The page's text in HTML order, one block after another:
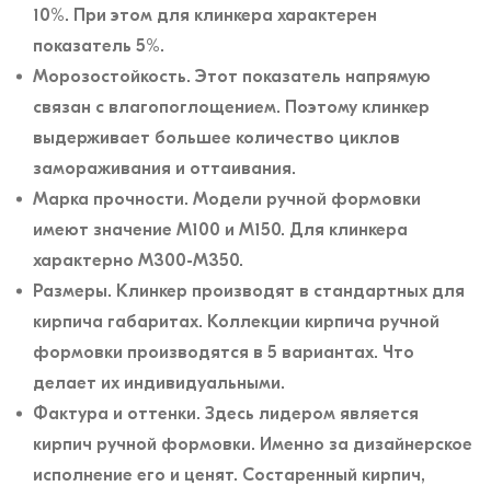
10%. При этом для клинкера характерен
показатель 5%.
Морозостойкость. Этот показатель напрямую
связан с влагопоглощением. Поэтому клинкер
выдерживает большее количество циклов
замораживания и оттаивания.
Марка прочности. Модели ручной формовки
имеют значение М100 и М150. Для клинкера
характерно М300-М350.
Размеры. Клинкер производят в стандартных для
кирпича габаритах. Коллекции кирпича ручной
формовки производятся в 5 вариантах. Что
делает их индивидуальными.
Фактура и оттенки. Здесь лидером является
кирпич ручной формовки. Именно за дизайнерское
исполнение его и ценят. Состаренный кирпич,